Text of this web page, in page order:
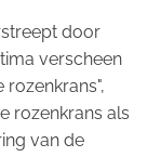
door
verscheen
rozenkrans",
rozenkrans als
van de